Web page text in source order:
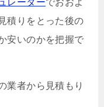
積りをとった後の
安いのかを把握で
業者から見積もり